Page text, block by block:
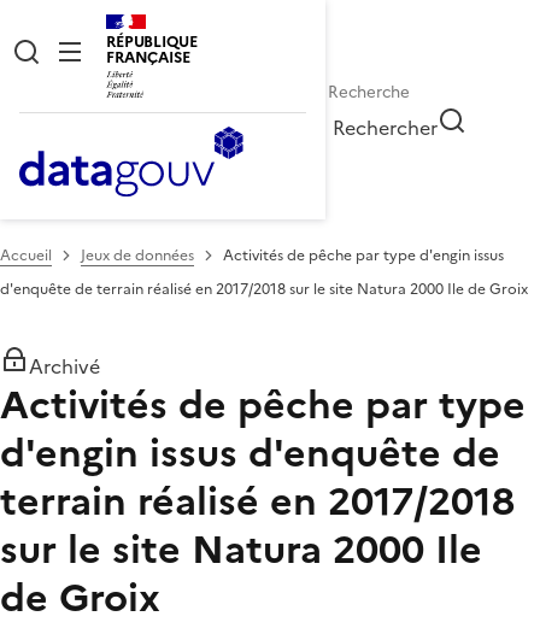
RÉPUBLIQUE
FRANÇAISE
Rechercher
Accueil Jeux de données
Activités de pêche par type d'engin issus
d'enquête de terrain réalisé en 2017/2018 sur le site Natura 2000 Ile de Groix
Archivé
Activités de pêche par type
d'engin issus d'enquête de
terrain réalisé en 2017/2018
sur le site Natura 2000 Ile
de Groix